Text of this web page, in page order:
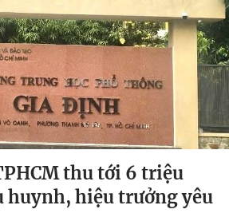
thu tới 6 triệu
huynh, hiệu trưởng yêu